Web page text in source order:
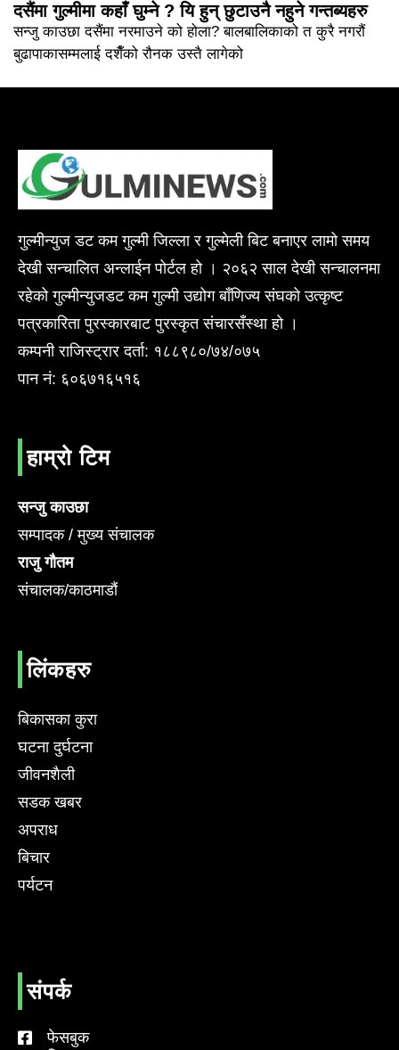
दसैंमा गुल्मीमा कहाँ घुम्ने ? यि हुन् छुटाउनै नहुने गन्तब्यहरु
सन्जु काउछा दसैंमा नरमाउने को होला? बालबालिकाको त कुरै नगरौं
बुढापाकासम्मलाई दशैँको रौनक उस्तै लागेको
गुल्मीन्युज डट कम गुल्मी जिल्ला र गुल्मेली बिट बनाएर लामो समय
देखी सन्चालित अन्लाईन पोर्टल हो । २०६२ साल देखी सन्चालनमा
रहेको गुल्मीन्युजडट कम गुल्मी उद्योग बाँणिज्य संघको उत्कृष्ट
पत्रकारिता पुरस्कारबाट पुरस्कृत संचारसँस्था हो ।
कम्पनी राजिस्ट्रार दर्ता: १८८९८०/७४/०७५
पान नं: ६०६७१६५१६
हाम्रो टिम
सन्जु काउछा
सम्पादक / मुख्य संचालक
राजु गौतम
संचालक/काठमाडौं
लिंकहरु
बिकासका कुरा
घटना दुर्घटना
जीवनशैली
सडक खबर
अपराध
बिचार
पर्यटन
संपर्क
फेसबुक